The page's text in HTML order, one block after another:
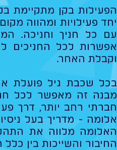
הפעילות בקן מתקיימת
יחד פעילויות ומהווה
עם כל חניך וחניכה.
אפשרות לכל החניכים
וקבלת האחר.
בכל שכבת גיל פועלת
מבנה זה מאפשר לכל
חברתי רחב יותר, דרך
אלומה - מדריך בעל
האלומה מלווה את
החיבור והשייכות בין